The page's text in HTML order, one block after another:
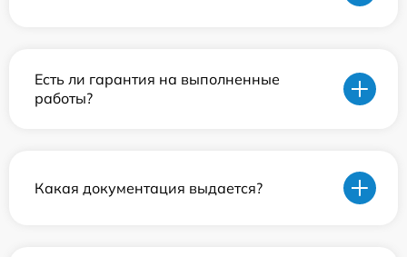
Есть ли гарантия на выполненные
работы?
Какая документация выдается?